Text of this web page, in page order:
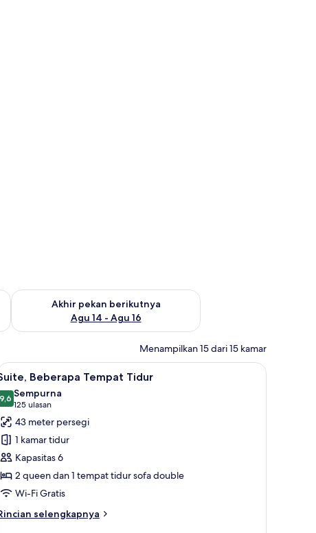
ini Agu 7 - Agu 9
Akhir pekan berikutnya
Agu 14 - Agu 16
Periksa ketersediaan untuk akhir pekan berikutnya Agu 14 -
Menampilkan 15 dari 15 kamar
TV kabel, TV, dan Netflix
foto
untuk
Suite,
Beberapa
Tempat
Tidur
Televisi layar datar 55-inci dengan saluran
6 Beberapa Tempat Tidur
9,69,6 dari 10
Sempurna
125 ulasan
(125
ulasan)
43 meter persegi
1 kamar tidur
Kapasitas 6
2 queen dan 1 tempat tidur sofa double
Wi-Fi Gratis
selengkapnya